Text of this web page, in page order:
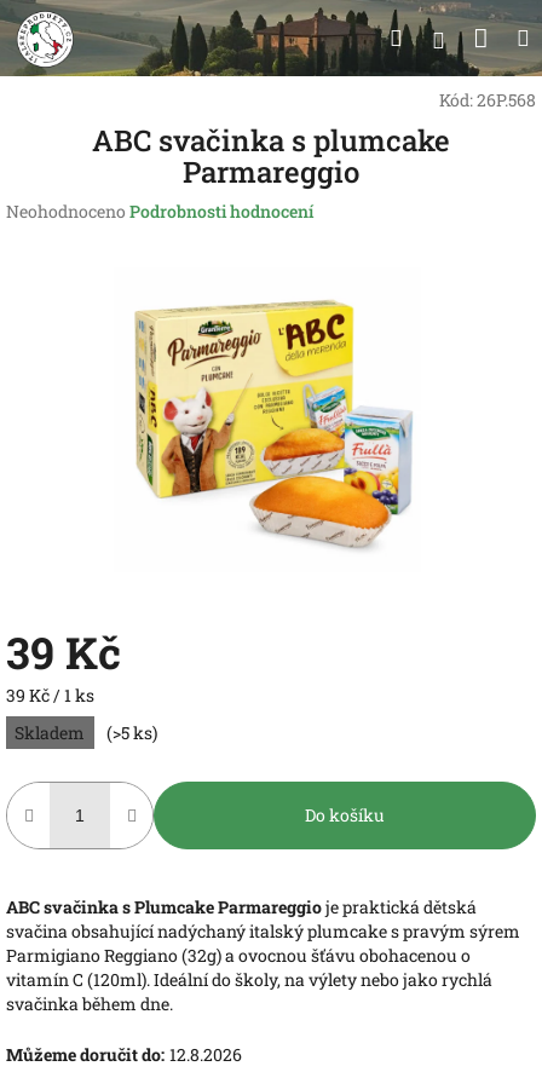
Přejít
na
obsah
Hledat
Kód:26P.568
ABC svačinka s plumcake
Parmareggio
Průměrné
Neohodnoceno Podrobnosti hodnocení
39 Kč
Měrná
cena:
39 Kč / 1 ks
Skladem
(>5 ks)
Do košíku
ABC svačinka s Plumcake Parmareggioje praktická dětská
svačina obsahující nadýchaný italský plumcake s pravým sýrem
Parmigiano Reggiano (32g) a ovocnou šťávu obohacenou o
vitamín C (120ml). Ideální do školy, na výlety nebo jako rychlá
svačinka během dne.
Můžeme doručit do: 12.8.2026